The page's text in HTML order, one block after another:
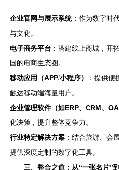
企业官网与展示系统：作为数字时
与文化。
电子商务平台 ：搭建线上商城，开
国的电商生态圈。
移动应用（APP/小程序）
：提供
触达移动端海量用户。
企业管理软件（如ERP、CRM、OA
化决策，提升整体竞争力。
行业特定解决方案 ：结合旅游、会
提供深度定制的数字化工具。
三、整合之道：从“一张名片”